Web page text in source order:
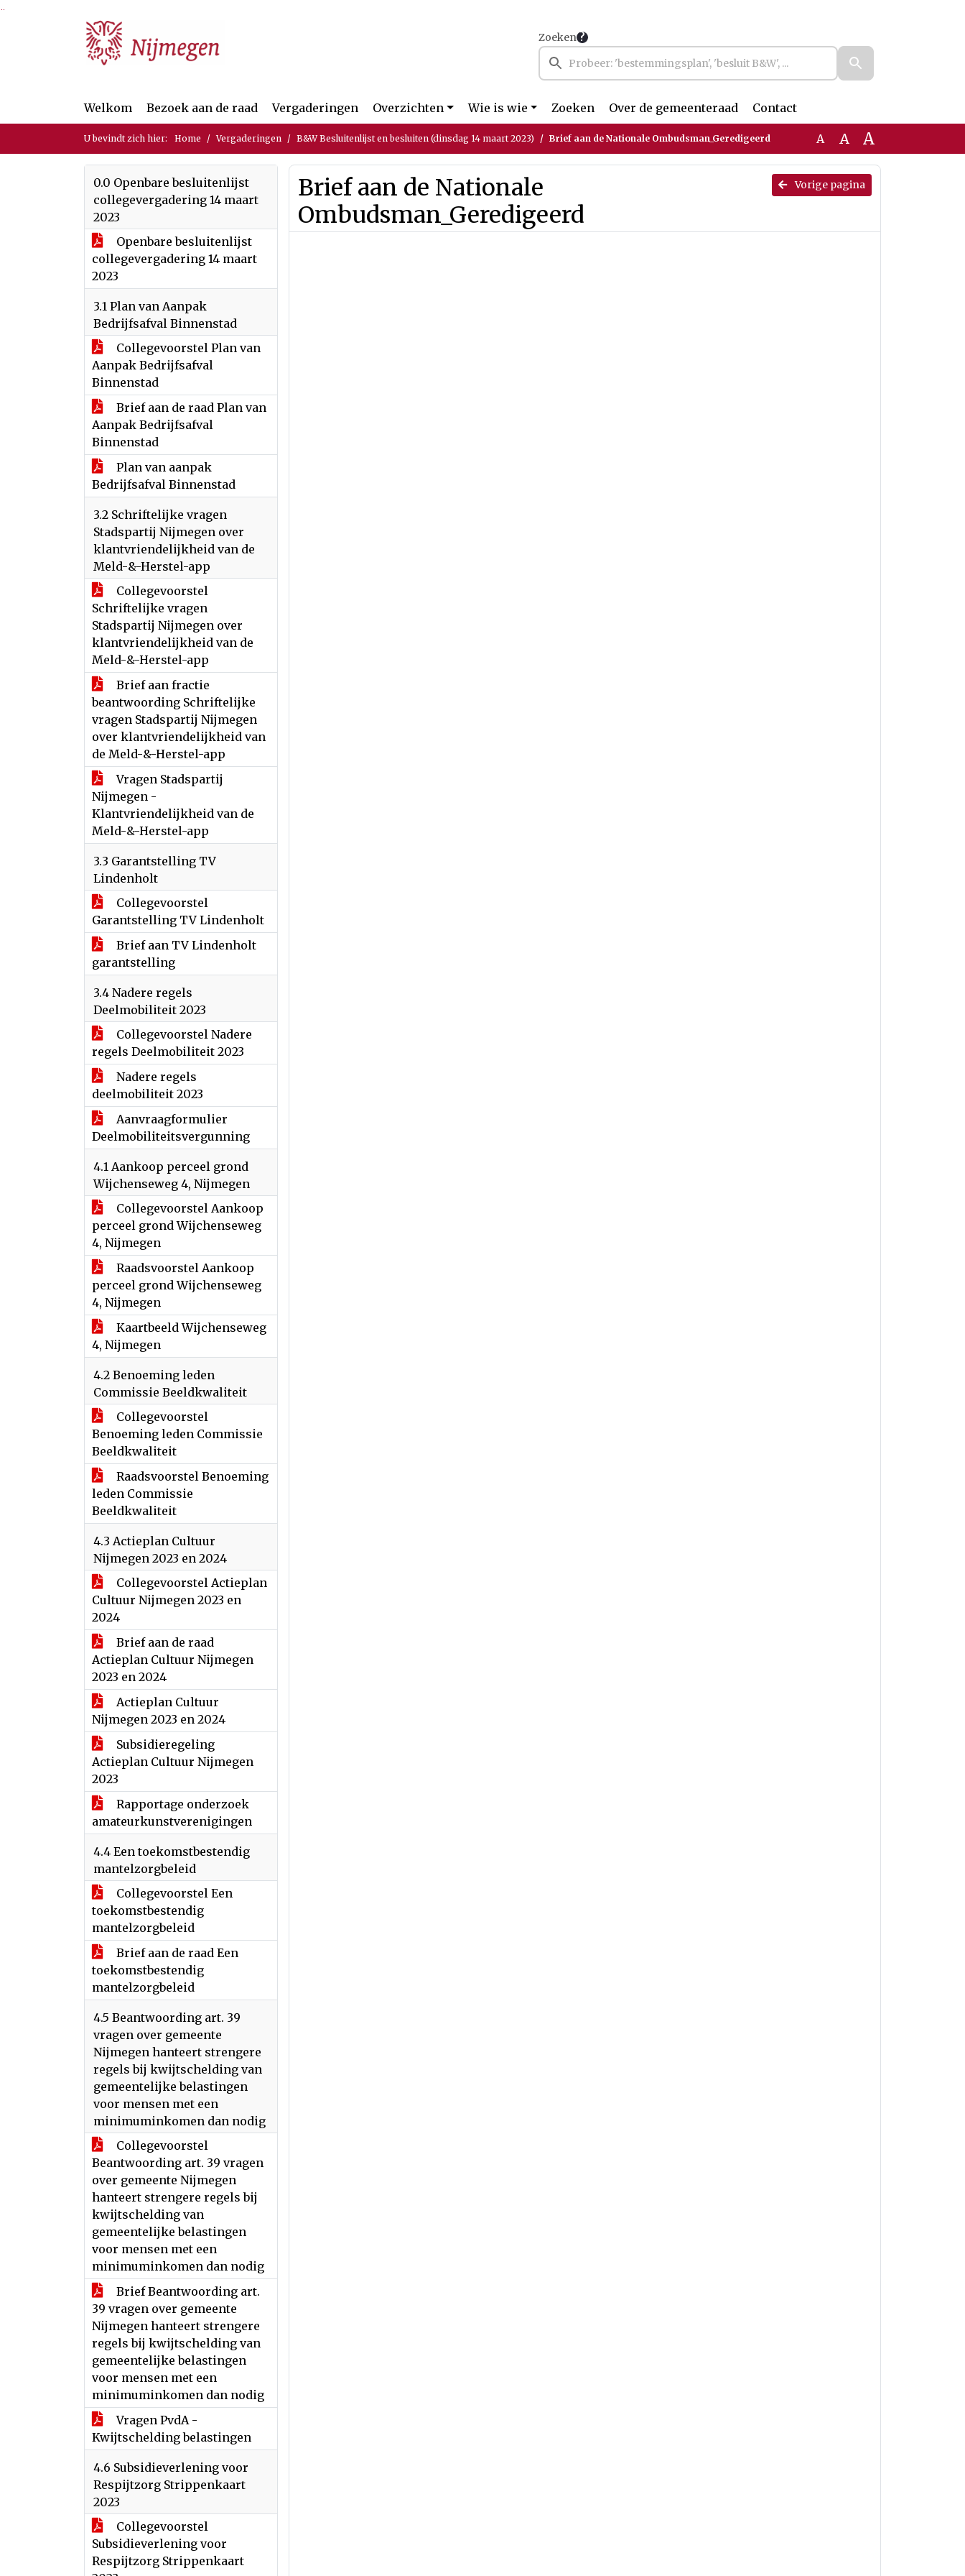
Ga naar de inhoud van deze pagina
Ga naar het zoeken
Ga naar het menu
Zoeken
Welkom Bezoek aan de raad Vergaderingen Overzichten Wie is wie Zoeken Over de gemeenteraad Contact
U bevindt zich hier: Home Vergaderingen B&W Besluitenlijst en besluiten (dinsdag 14 maart 2023) Brief aan de Nationale Ombudsman_Geredigeerd A A A
0.0 Openbare besluitenlijst
collegevergadering 14 maart
2023
Openbare besluitenlijst
collegevergadering 14 maart
2023
3.1 Plan van Aanpak
Bedrijfsafval Binnenstad
Collegevoorstel Plan van
Aanpak Bedrijfsafval
Binnenstad
Brief aan de raad Plan van
Aanpak Bedrijfsafval
Binnenstad
Plan van aanpak
Bedrijfsafval Binnenstad
3.2 Schriftelijke vragen
Stadspartij Nijmegen over
klantvriendelijkheid van de
Meld-&-Herstel-app
Collegevoorstel
Schriftelijke vragen
Stadspartij Nijmegen over
klantvriendelijkheid van de
Meld-&-Herstel-app
Brief aan fractie
beantwoording Schriftelijke
vragen Stadspartij Nijmegen
over klantvriendelijkheid van
de Meld-&-Herstel-app
Vragen Stadspartij
Nijmegen -
Klantvriendelijkheid van de
Meld-&-Herstel-app
3.3 Garantstelling TV
Lindenholt
Collegevoorstel
Garantstelling TV Lindenholt
Brief aan TV Lindenholt
garantstelling
3.4 Nadere regels
Deelmobiliteit 2023
Collegevoorstel Nadere
regels Deelmobiliteit 2023
Nadere regels
deelmobiliteit 2023
Aanvraagformulier
Deelmobiliteitsvergunning
4.1 Aankoop perceel grond
Wijchenseweg 4, Nijmegen
Collegevoorstel Aankoop
perceel grond Wijchenseweg
4, Nijmegen
Raadsvoorstel Aankoop
perceel grond Wijchenseweg
4, Nijmegen
Kaartbeeld Wijchenseweg
4, Nijmegen
4.2 Benoeming leden
Commissie Beeldkwaliteit
Collegevoorstel
Benoeming leden Commissie
Beeldkwaliteit
Raadsvoorstel Benoeming
leden Commissie
Beeldkwaliteit
4.3 Actieplan Cultuur
Nijmegen 2023 en 2024
Collegevoorstel Actieplan
Cultuur Nijmegen 2023 en
2024
Brief aan de raad
Actieplan Cultuur Nijmegen
2023 en 2024
Actieplan Cultuur
Nijmegen 2023 en 2024
Subsidieregeling
Actieplan Cultuur Nijmegen
2023
Rapportage onderzoek
amateurkunstverenigingen
4.4 Een toekomstbestendig
mantelzorgbeleid
Collegevoorstel Een
toekomstbestendig
mantelzorgbeleid
Brief aan de raad Een
toekomstbestendig
mantelzorgbeleid
4.5 Beantwoording art. 39
vragen over gemeente
Nijmegen hanteert strengere
regels bij kwijtschelding van
gemeentelijke belastingen
voor mensen met een
minimuminkomen dan nodig
Collegevoorstel
Beantwoording art. 39 vragen
over gemeente Nijmegen
hanteert strengere regels bij
kwijtschelding van
gemeentelijke belastingen
voor mensen met een
minimuminkomen dan nodig
Brief Beantwoording art.
39 vragen over gemeente
Nijmegen hanteert strengere
regels bij kwijtschelding van
gemeentelijke belastingen
voor mensen met een
minimuminkomen dan nodig
Vragen PvdA -
Kwijtschelding belastingen
4.6 Subsidieverlening voor
Respijtzorg Strippenkaart
2023
Collegevoorstel
Subsidieverlening voor
Respijtzorg Strippenkaart
Vorige pagina
Brief aan de Nationale
Ombudsman_Geredigeerd